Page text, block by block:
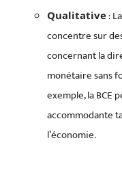
Qualitative:
concentre sur
concernant la
monétaire sans
exemple, la BCE
accommodante
l’économie.